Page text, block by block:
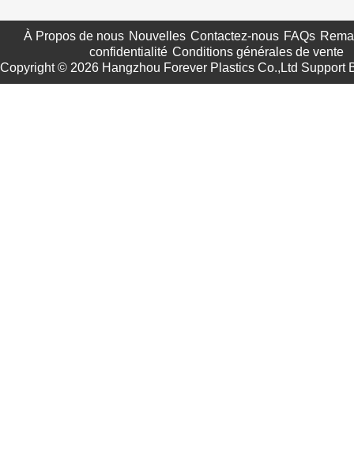
À Propos de nous Nouvelles Contactez-nous FAQs
confidentialité Conditions générales de vente
Copyright © 2026 Hangzhou Forever Plastics Co.,Ltd Support